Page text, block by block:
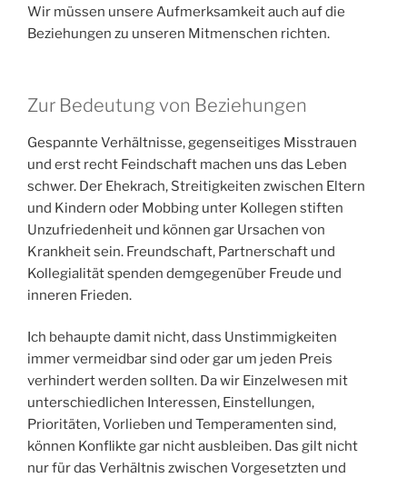
Wir müssen unsere Aufmerksamkeit auch auf die
Beziehungen zu unseren Mitmenschen richten.
Zur Bedeutung von Beziehungen
Gespannte Verhältnisse, gegenseitiges Misstrauen
und erst recht Feindschaft machen uns das Leben
schwer. Der Ehekrach, Streitigkeiten zwischen Eltern
und Kindern oder Mobbing unter Kollegen stiften
Unzufriedenheit und können gar Ursachen von
Krankheit sein. Freundschaft, Partnerschaft und
Kollegialität spenden demgegenüber Freude und
inneren Frieden.
Ich behaupte damit nicht, dass Unstimmigkeiten
immer vermeidbar sind oder gar um jeden Preis
verhindert werden sollten. Da wir Einzelwesen mit
unterschiedlichen Interessen, Einstellungen,
Prioritäten, Vorlieben und Temperamenten sind,
können Konflikte gar nicht ausbleiben. Das gilt nicht
nur für das Verhältnis zwischen Vorgesetzten und